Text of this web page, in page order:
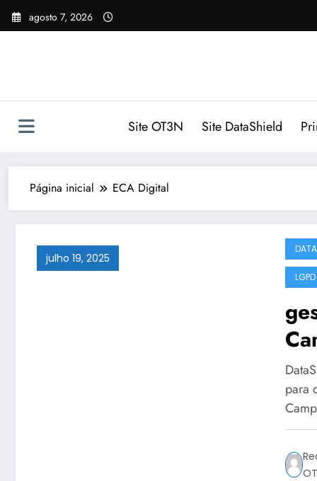
Pular
para
agosto 7, 2026
Site OT3N Site DataShield
Página inicial ECA Digital
julho 19, 2025
para